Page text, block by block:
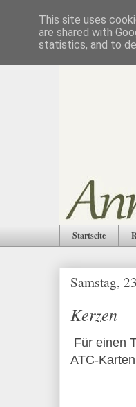
Startseite
Samstag,
Kerzen
Für einen
ATC-
This site uses
are shared with
statistics, and to